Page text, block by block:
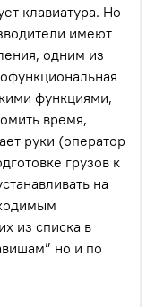
клавиатура. Но
имеют
одним из
функциями,
время,
руки (оператор
грузов к
на
из списка в
но и по